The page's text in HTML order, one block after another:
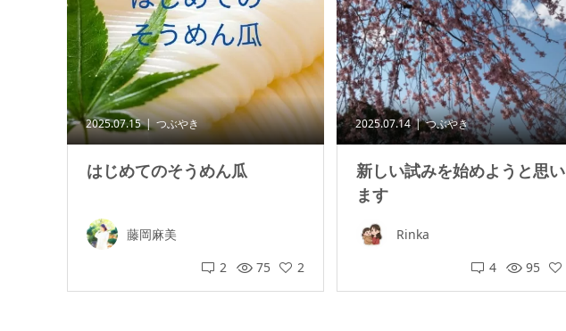
2025.07.15 つぶやき
はじめてのそうめん瓜
藤岡麻美
2
75 2
2025.07.14 つぶやき
新しい試みを始めようと思い
ます
Rinka
4
95